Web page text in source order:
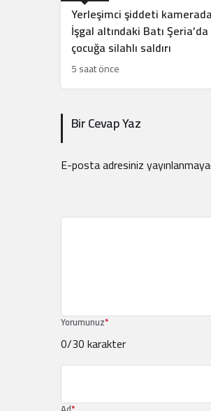
Yerleşimci şiddeti
İşgal altındaki Batı Şeria’da
çocuğa silahlı saldırı
5 saat önce
Bir Cevap Yaz
E-posta adresiniz
Yorumunuz*
0/30 karakter